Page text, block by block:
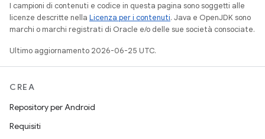
I campioni di contenuti e codice in questa pagina sono soggetti alle
licenze descritte nella Licenza per i contenuti. Java e OpenJDK sono
marchi o marchi registrati di Oracle e/o delle sue società consociate.
Ultimo aggiornamento 2026-06-25 UTC.
CREA
Repository per Android
Requisiti